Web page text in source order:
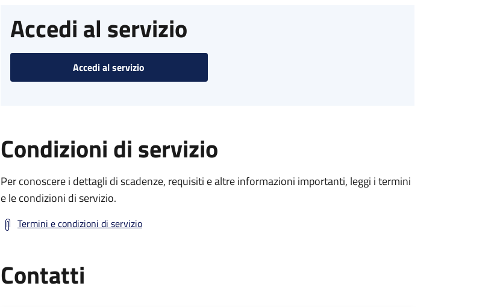
Accedi al servizio
Accedi al servizio
Condizioni di servizio
Per conoscere i dettagli di scadenze, requisiti e altre informazioni importanti, leggi i termini
e le condizioni di servizio.
Termini e condizioni di servizio
Contatti